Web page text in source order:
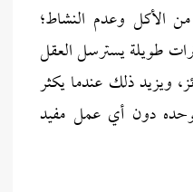
من الأكل وعدم النشاط؛
طويلة يسترسل العقل
ويزيد ذلك عندما يكثر
دون أي عمل مفيد